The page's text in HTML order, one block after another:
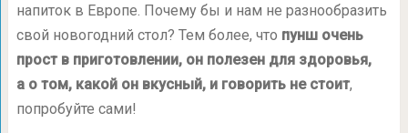
напиток в Европе. Почему бы и нам не разнообразить
свой новогодний стол? Тем более, что пунш очень
прост в приготовлении, он полезен для здоровья,
а о том, какой он вкусный, и говорить не стоит,
попробуйте сами!